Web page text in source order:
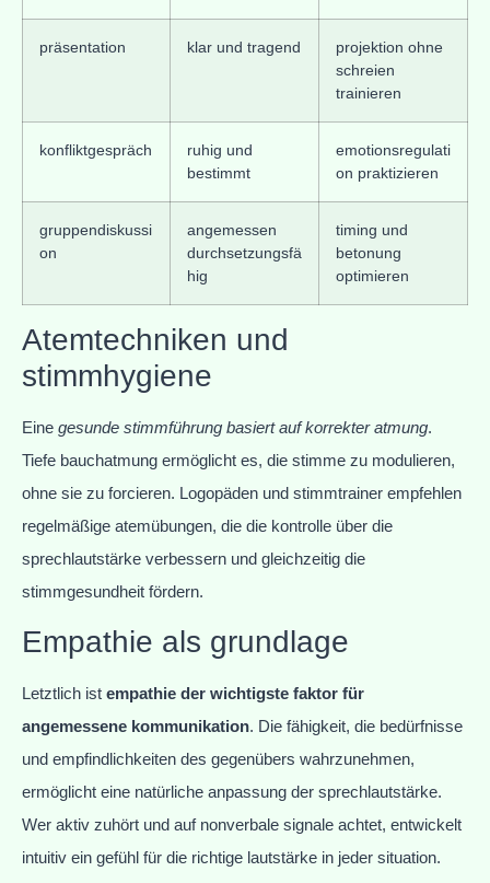
präsentation klar und tragend
projektion ohne
schreien
trainieren
konfliktgespräch
ruhig und
bestimmt
emotionsregulati
on praktizieren
gruppendiskussi
on
angemessen
durchsetzungsfä
hig
timing und
betonung
optimieren
Atemtechniken und
stimmhygiene
Eine gesunde stimmführung basiert auf korrekter atmung.
Tiefe bauchatmung ermöglicht es, die stimme zu modulieren,
ohne sie zu forcieren. Logopäden und stimmtrainer empfehlen
regelmäßige atemübungen, die die kontrolle über die
sprechlautstärke verbessern und gleichzeitig die
stimmgesundheit fördern.
Empathie als grundlage
Letztlich ist empathie der wichtigste faktor für
angemessene kommunikation. Die fähigkeit, die bedürfnisse
und empfindlichkeiten des gegenübers wahrzunehmen,
ermöglicht eine natürliche anpassung der sprechlautstärke.
Wer aktiv zuhört und auf nonverbale signale achtet, entwickelt
intuitiv ein gefühl für die richtige lautstärke in jeder situation.